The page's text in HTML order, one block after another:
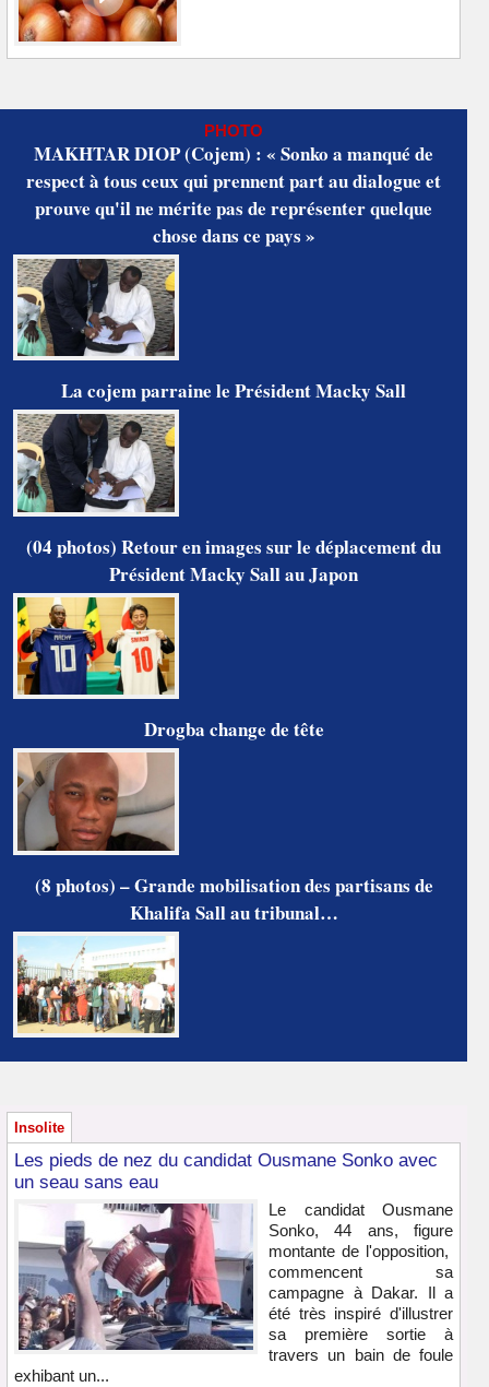
PHOTO
MAKHTAR DIOP (Cojem) : « Sonko a manqué de
respect à tous ceux qui prennent part au dialogue et
prouve qu'il ne mérite pas de représenter quelque
chose dans ce pays »
La cojem parraine le Président Macky Sall
(04 photos) Retour en images sur le déplacement du
Président Macky Sall au Japon
Drogba change de tête
(8 photos) – Grande mobilisation des partisans de
Khalifa Sall au tribunal…
Insolite
Les pieds de nez du candidat Ousmane Sonko avec
un seau sans eau
Le candidat Ousmane
Sonko, 44 ans, figure
montante de l'opposition,
commencent sa
campagne à Dakar. Il a
été très inspiré d'illustrer
sa première sortie à
travers un bain de foule
exhibant un...